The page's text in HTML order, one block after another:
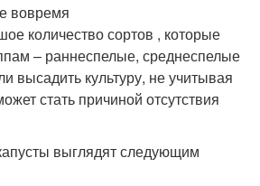
вовремя
количество сортов , которые
– раннеспелые, среднеспелые
высадить культуру, не учитывая
стать причиной отсутствия
выглядят следующим